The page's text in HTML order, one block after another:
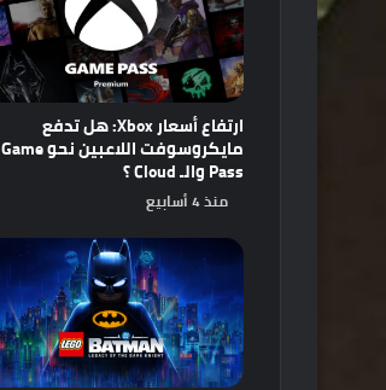
ارتفاع أسعار Xbox: هل تدفع
مايكروسوفت اللاعبين نحو Game
Pass والـ Cloud ؟
منذ 4 أسابيع